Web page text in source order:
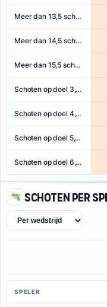
Meer dan 13,5 schoten
Meer dan 14,5 schoten
Meer dan 15,5 schoten
Schoten op doel 3,5+
Schoten op doel 4,5+
Schoten op doel 5,5+
Schoten op doel 6,5+
Schoten per
SPELER